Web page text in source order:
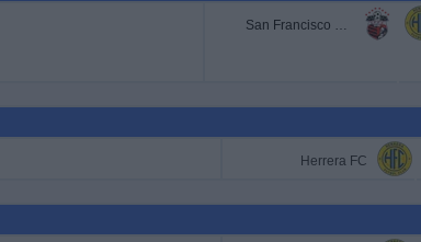
San Francisco FC
Herrera FC